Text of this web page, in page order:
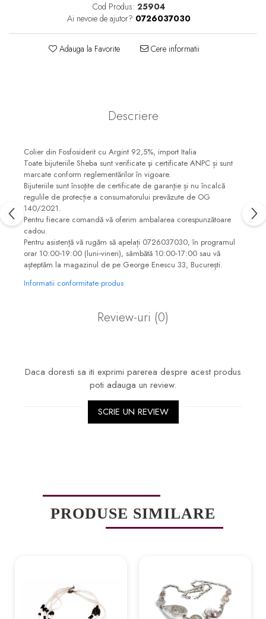
Cod Produs: 25904
Ai nevoie de ajutor? 0726037030
Adauga la Favorite Cere informatii
Descriere
Colier din Fosfosiderit cu Argint 92,5%, import Italia
Toate bijuteriile Sheba sunt verificate şi certificate ANPC și sunt
marcate conform reglementărilor în vigoare.
Bijuteriile sunt însoţite de certificate de garanţie și nu încalcă
regulile de protecție a consumatorului prevăzute de OG
140/2021.
Pentru fiecare comandă vă oferim ambalarea corespunzătoare
cadou.
Pentru asistență vă rugăm să apelați 0726037030, în programul
orar 10:00‑19:00 (luni‑vineri), sâmbătă 10:00‑17:00 sau vă
așteptăm la magazinul de pe George Enescu 33, București.
Informatii conformitate produs
Review-uri (0)
Daca doresti sa iti exprimi parerea despre acest produs
poti adauga un review.
SCRIE UN REVIEW
PRODUSE SIMILARE